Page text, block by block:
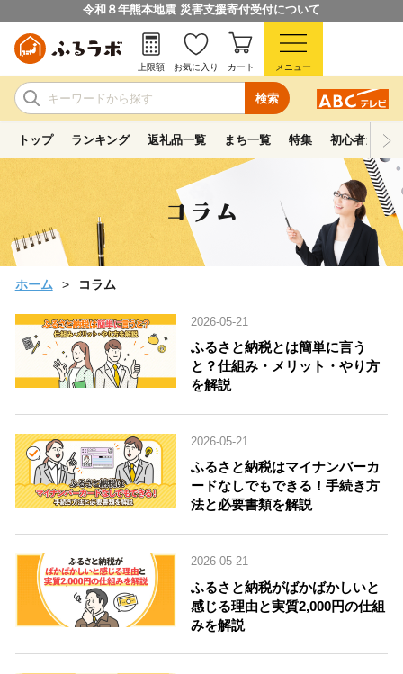
令和８年熊本地震 災害支援寄付受付について
検索
上限額 お気に入り カート メニュー
トップ ランキング 返礼品一覧 まち一覧 特集 初心者ガイド
ホーム コラム
2026-05-21
ふるさと納税とは簡単に言う
と？仕組み・メリット・やり方
を解説
2026-05-21
ふるさと納税はマイナンバーカ
ードなしでもできる！手続き方
法と必要書類を解説
2026-05-21
ふるさと納税がばかばかしいと
感じる理由と実質2,000円の仕組
みを解説